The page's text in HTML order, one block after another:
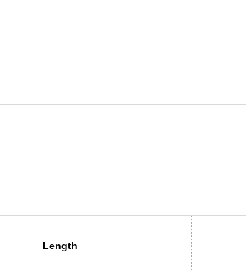
Length